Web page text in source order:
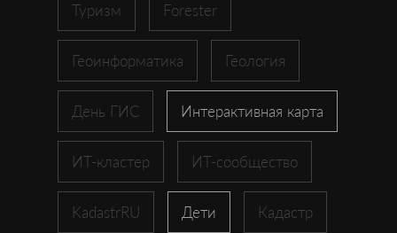
Туризм Forester
Геоинформатика Геология
День ГИС Интерактивная карта
ИТ-кластер ИТ-сообщество
KadastrRU Дети Кадастр